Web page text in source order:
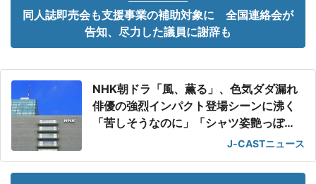
同人誌即売会も支援事業の補助対象に 全国連絡会が
告知、尽力した議員に謝辞も
NHK朝ドラ「風、薫る」、色気ダダ漏れ
俳優の強烈インパクト登場シーンに沸く
「苦しそうなのに」「シャツ姿艶っぽ
J-CASTニュース